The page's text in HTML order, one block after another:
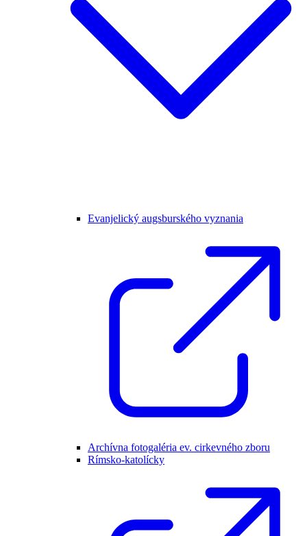
Evanjelický augsburského vyznania
Archívna fotogaléria ev. cirkevného zboru
Rímsko-katolícky